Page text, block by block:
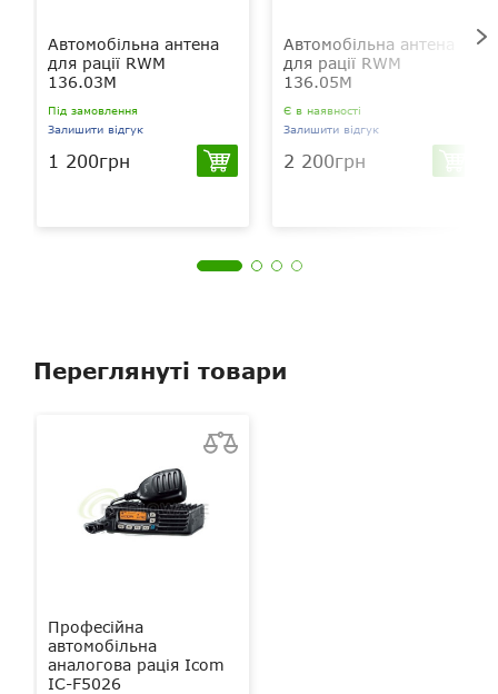
Автомобільна антена
для рації RWM
136.03M
Під замовлення
Залишити відгук
1 200грн
Автомобільна антена
для рації RWM
136.05М
Є в наявності
Залишити відгук
2 200грн
Переглянуті товари
Професійна
автомобільна
аналогова рація Icom
IC-F5026